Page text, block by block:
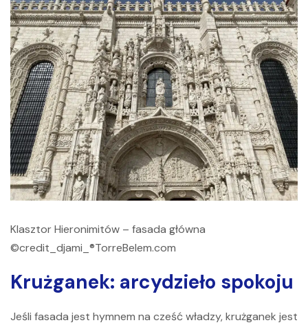
Klasztor Hieronimitów – fasada główna
©credit_djami_®TorreBelem.com
Krużganek: arcydzieło spokoju
Jeśli fasada jest hymnem na cześć władzy, krużganek jest